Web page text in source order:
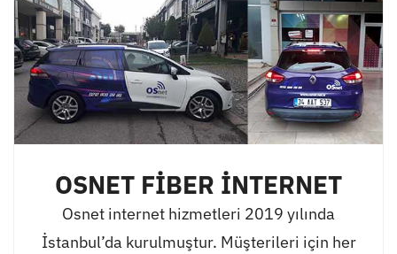
OSNET FİBER İNTERNET
Osnet internet hizmetleri 2019 yılında
İstanbul’da kurulmuştur. Müşterileri için her